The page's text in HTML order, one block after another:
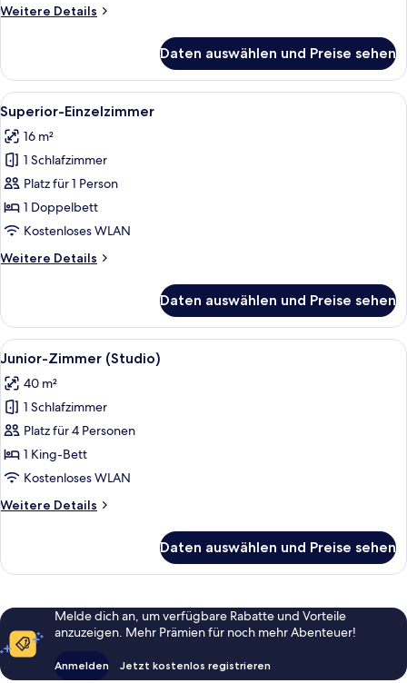
Weitere Details
Weitere
Doppelzimmer
Daten auswählen und Preise sehen
Alle
Fotos
für
Superior-
Einzelzimmer
anzeigen
Superior-Einzelzimmer |
2
Superior-Einzelzimmer
16 m²
1 Schlafzimmer
Platz für 1 Person
1 Doppelbett
Kostenloses WLAN
Weitere Details
Weitere
Einzelzimmer
Daten auswählen und Preise sehen
Alle
Fotos
für
Junior-
Zimmer
(Studio)
anzeigen
Junior-Zimmer (Studio) |
5
Junior-Zimmer (Studio)
40 m²
1 Schlafzimmer
Platz für 4 Personen
1 King-Bett
Kostenloses WLAN
Weitere Details
Weitere
Zimmer
Daten auswählen und Preise sehen
Melde dich an, um verfügbare Rabatte und Vorteile
anzuzeigen. Mehr Prämien für noch mehr Abenteuer!
Anmelden Jetzt kostenlos registrieren